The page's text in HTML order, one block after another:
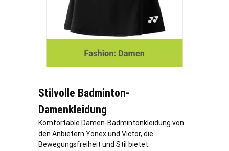
Stilvolle Badminton-
Damenkleidung
Komfortable Damen-Badmintonkleidung von
den Anbietern Yonex und Victor, die
Bewegungsfreiheit und Stil bietet.